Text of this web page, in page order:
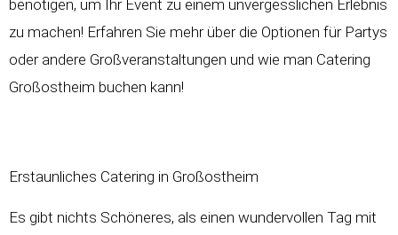
benötigen, um Ihr Event zu einem unvergesslichen Erlebnis
zu machen! Erfahren Sie mehr über die Optionen für Partys
oder andere Großveranstaltungen und wie man Catering
Großostheim buchen kann!
Erstaunliches Catering in Großostheim
Es gibt nichts Schöneres, als einen wundervollen Tag mit